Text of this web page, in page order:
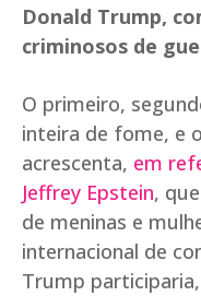
Donald Trump,
criminosos de
O primeiro,
inteira de fome, e
acrescenta, em
Jeffrey Epstein,
de meninas e
internacional de
Trump